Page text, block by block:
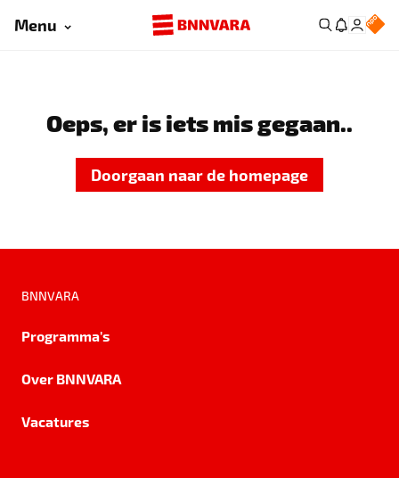
Menu
Oeps, er is iets mis gegaan..
Doorgaan naar de homepage
BNNVARA
Programma's
Over BNNVARA
Vacatures